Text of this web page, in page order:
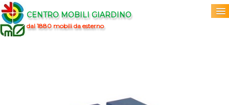
CENTRO MOBILI GIARDINO
dal 1880 mobili da esterno